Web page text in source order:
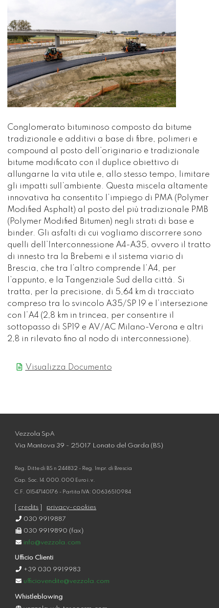
Conglomerato bituminoso composto da bitume
tradizionale e additivi a base di fibre, polimeri e
compound al posto dell’originario e tradizionale
bitume modificato con il duplice obiettivo di
allungarne la vita utile e, allo stesso tempo, limitare
gli impatti sull’ambiente. Questa miscela altamente
innovativa ha consentito l’impiego di PMA (Polymer
Modified Asphalt) al posto del più tradizionale PMB
(Polymer Modified Bitumen) negli strati di base e
binder. Gli asfalti di cui vogliamo discorrere sono
quelli dell’Interconnessione A4-A35, ovvero il tratto
di innesto tra la Brebemi e il sistema viario di
Brescia, che tra l’altro comprende l’A4, per
l’appunto, e la Tangenziale Sud della città. Si
tratta, per la precisione, di 5,64 km di tracciato
compreso tra lo svincolo A35/SP 19 e l’intersezione
con l’A4 (2,8 km in trincea, per consentire il
sottopasso di SP19 e AV/AC Milano-Verona e altri
2,8 in rilevato fino al nodo di interconnessione).
Visualizza Documento
Vezzola SpA
Via Mantova 39 - 25017 Lonato del Garda (BS)
Reg. Ditte di BS n 244832 - Reg. Impr. di Brescia
Cap. Soc. 14.000.000 Euro i.v.
C.F. 01547140176 - Partita IVA: 00636510984
credits
privacy-cookies
030 9919887
030 9919890 (fax)
info@vezzola.com
Ufficio Clienti
+39 030 9919983
ufficiovendite@vezzola.com
Whistleblowing